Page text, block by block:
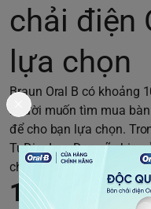
chải điện
lựa chọn
Braun Oral B có khoảng
người muốn tìm mua
để cho bạn lựa chọn.
TuDienLamDep sẽ chia
chọn dễ dàng
1. Bàn chải